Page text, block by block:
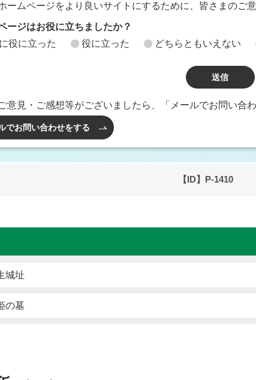
ームページをより良いサイトにするために、皆さまのご
ージはお役に立ちましたか？
役に立った
役に立った どちらともいえない
意見・ご感想等がございましたら、「メールでお問い合
でお問い合わせをする
【ID】 P-1410
城址
の墓